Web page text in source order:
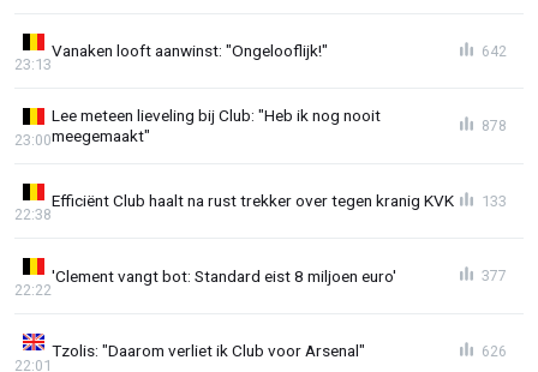
Vanaken looft aanwinst: "Ongelooflijk!"
23:13
642
Lee meteen lieveling bij Club: "Heb ik nog nooit
meegemaakt"
23:00
878
Efficiënt Club haalt na rust trekker over tegen kranig KVK
22:38
133
'Clement vangt bot: Standard eist 8 miljoen euro'
22:22
377
Tzolis: "Daarom verliet ik Club voor Arsenal"
22:01
626